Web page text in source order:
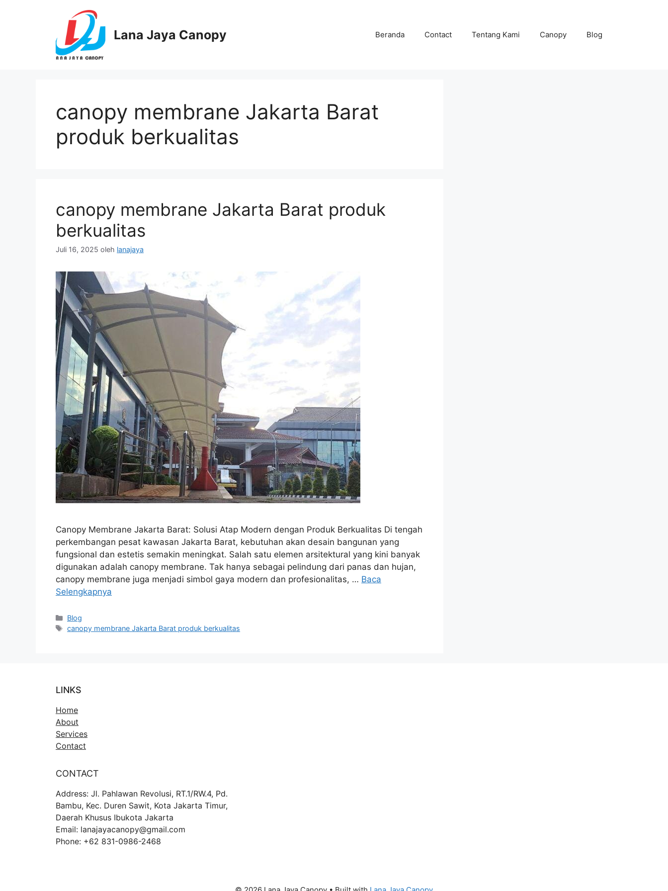
Lana Jaya Canopy Beranda Contact Tentang Kami Canopy Blog
canopy membrane Jakarta Barat
produk berkualitas
canopy membrane Jakarta Barat produk
berkualitas
Juli 16, 2025 oleh lanajaya
Canopy Membrane Jakarta Barat: Solusi Atap Modern dengan Produk Berkualitas Di tengah
perkembangan pesat kawasan Jakarta Barat, kebutuhan akan desain bangunan yang
fungsional dan estetis semakin meningkat. Salah satu elemen arsitektural yang kini banyak
digunakan adalah canopy membrane. Tak hanya sebagai pelindung dari panas dan hujan,
canopy membrane juga menjadi simbol gaya modern dan profesionalitas, … Baca
Selengkapnya
Kategori
Blog
Tag
canopy membrane Jakarta Barat produk berkualitas
LINKS
Home
About
Services
Contact
CONTACT
Address: Jl. Pahlawan Revolusi, RT.1/RW.4, Pd.
Bambu, Kec. Duren Sawit, Kota Jakarta Timur,
Daerah Khusus Ibukota Jakarta
Email: lanajayacanopy@gmail.com
Phone: +62 831-0986-2468